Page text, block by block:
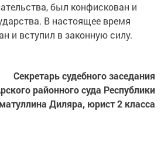
был конфискован и
В настоящее время
и вступил в законную силу.
Секретарь судебного заседания
районного суда Республики
Диляра, юрист 2 класса